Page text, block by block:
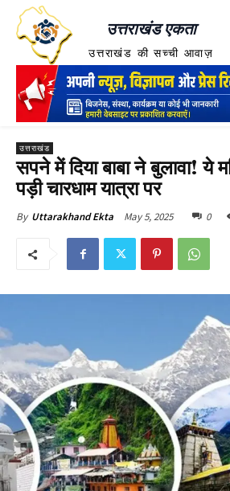
उत्तराखंड एकता
उत्तराखंड की सच्ची आवाज़
उत्तराखंड
सपने में दिया बाबा ने बुलावा! ये
पड़ी चारधाम यात्रा पर
By Uttarakhand Ekta May 5, 2025 0